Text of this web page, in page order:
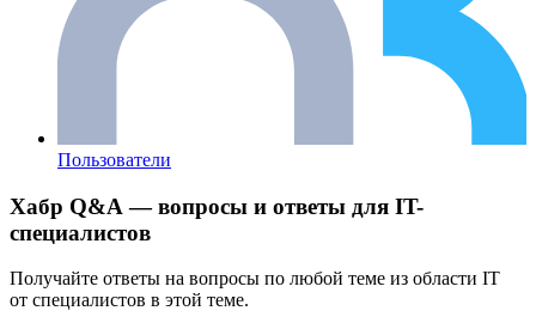
Пользователи
Хабр Q&A — вопросы и ответы для IT-
специалистов
Получайте ответы на вопросы по любой теме из области IT
от специалистов в этой теме.